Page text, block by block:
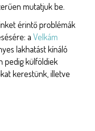
mutatjuk be.
érintő problémák
a Velkám
lakhatást kínáló
pedig külföldiek
kerestünk, illetve